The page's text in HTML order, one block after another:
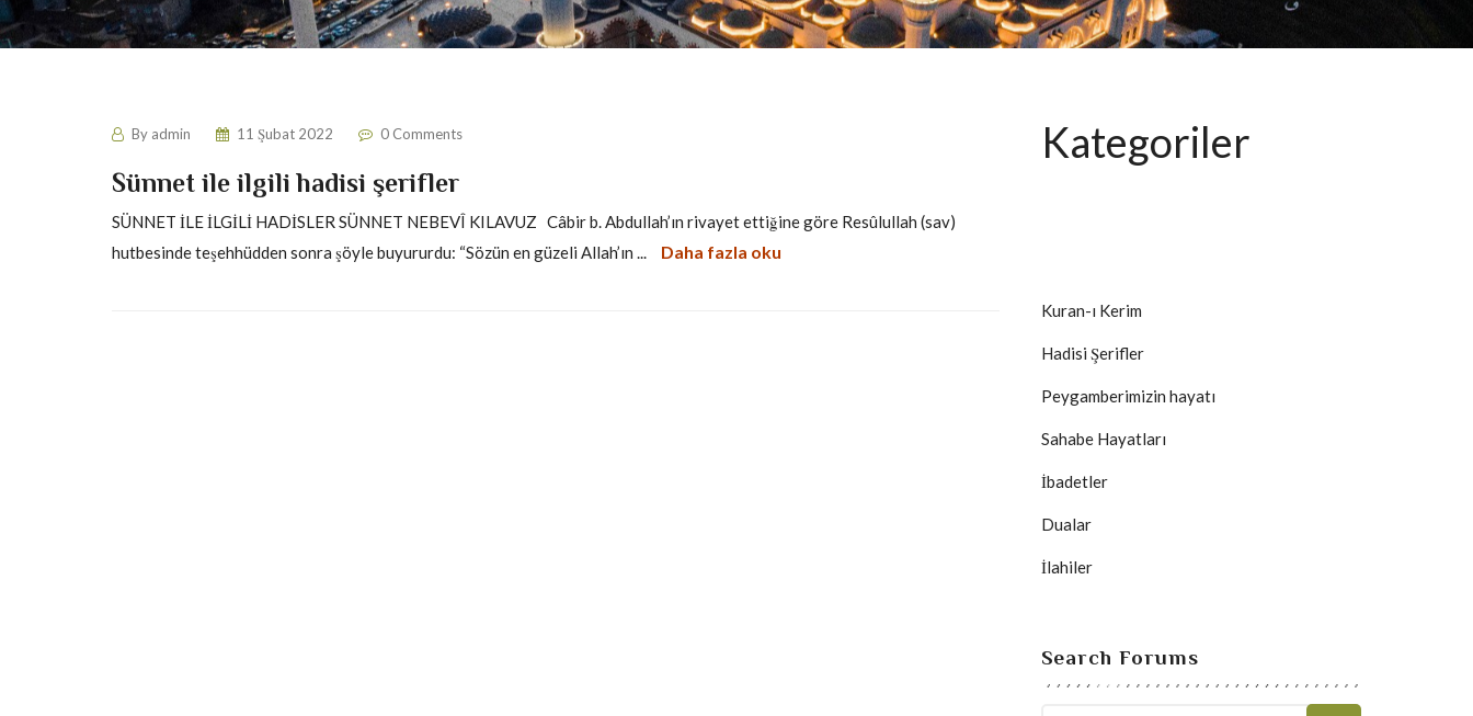
By admin 11 Şubat 2022 0 Comments
Sünnet ile ilgili hadisi şerifler
SÜNNET İLE İLGİLİ HADİSLER SÜNNET NEBEVÎ KILAVUZ Câbir b. Abdullah’ın rivayet ettiğine göre Resûlullah (sav)
hutbesinde teşehhüdden sonra şöyle buyururdu: “Sözün en güzeli Allah’ın ...
Daha fazla oku
Kategoriler
Kuran-ı Kerim
Hadisi Şerifler
Peygamberimizin hayatı
Sahabe Hayatları
İbadetler
Dualar
İlahiler
Search Forums